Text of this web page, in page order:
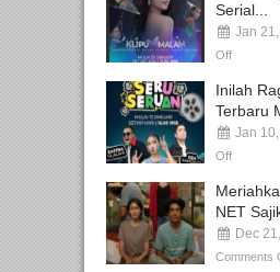
Serial...
Jan
Off
Inilah
Terbaru
Jan
Off
NET
Dec
Comments